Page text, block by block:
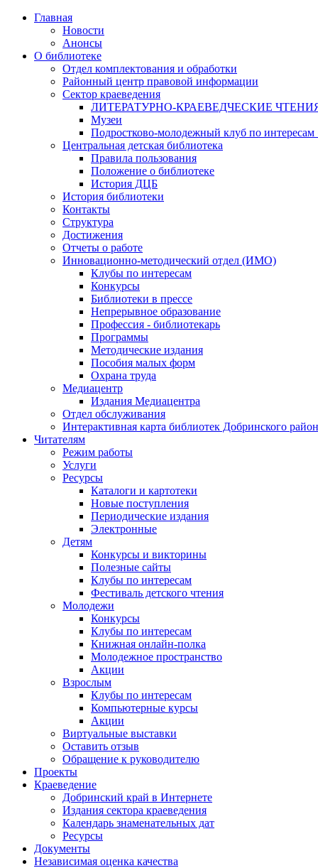
Главная
Новости
Анонсы
О библиотеке
Отдел комплектования и обработки
Районный центр правовой информации
Сектор краеведения
ЛИТЕРАТУРНО-КРАЕВЕДЧЕСКИЕ
Музеи
Подростково-молодежный клуб по интересам
Центральная детская библиотека
Правила пользования
Положение о библиотеке
История ДЦБ
История библиотеки
Контакты
Структура
Достижения
Отчеты о работе
Инновационно-методический отдел (ИМО)
Клубы по интересам
Конкурсы
Библиотеки в прессе
Непрерывное образование
Профессия - библиотекарь
Программы
Методические издания
Пособия малых форм
Охрана труда
Медиацентр
Издания Медиацентра
Отдел обслуживания
Интерактивная карта библиотек Добринского
Читателям
Режим работы
Услуги
Ресурсы
Каталоги и картотеки
Новые поступления
Периодические издания
Электронные
Детям
Конкурсы и викторины
Полезные сайты
Клубы по интересам
Фестиваль детского чтения
Молодежи
Конкурсы
Клубы по интересам
Книжная онлайн-полка
Молодежное пространство
Акции
Взрослым
Клубы по интересам
Компьютерные курсы
Акции
Виртуальные выставки
Оставить отзыв
Обращение к руководителю
Проекты
Краеведение
Добринский край в Интернете
Издания сектора краеведения
Календарь знаменательных дат
Ресурсы
Документы
Независимая оценка качества